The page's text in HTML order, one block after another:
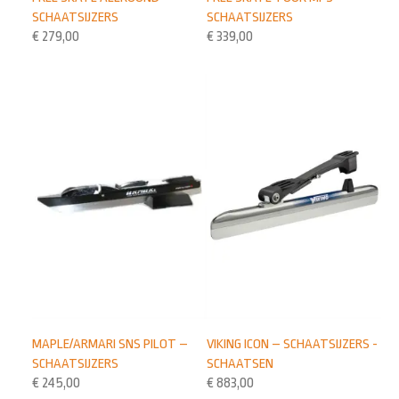
SCHAATSIJZERS
€ 339,00
SCHAATSIJZERS
€ 279,00
VIKING ICON – SCHAATSIJZERS -
SCHAATSEN
€ 883,00
MAPLE/ARMARI SNS PILOT –
SCHAATSIJZERS
€ 245,00